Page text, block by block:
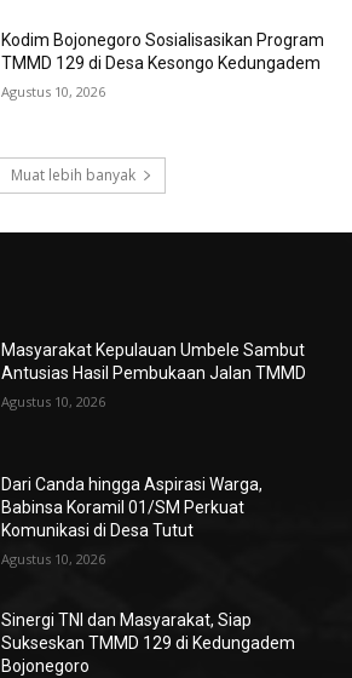
Kodim Bojonegoro Sosialisasikan Program
TMMD 129 di Desa Kesongo Kedungadem
Agustus 10, 2026
Muat lebih banyak
Masyarakat Kepulauan Umbele Sambut
Antusias Hasil Pembukaan Jalan TMMD
Agustus 10, 2026
Dari Canda hingga Aspirasi Warga,
Babinsa Koramil 01/SM Perkuat
Komunikasi di Desa Tutut
Agustus 10, 2026
Sinergi TNI dan Masyarakat, Siap
Sukseskan TMMD 129 di Kedungadem
Bojonegoro